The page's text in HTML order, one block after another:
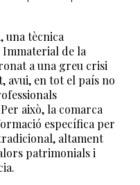
una tècnica
de la
a una greu crisi
avui, en tot el país no
això, la comarca
específica per
altament
patrimonials i